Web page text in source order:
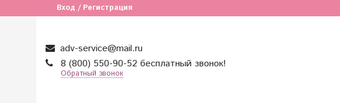
Вход / Регистрация
adv-service@mail.ru
8 (800) 550-90-52 бесплатный звонок!
Обратный звонок